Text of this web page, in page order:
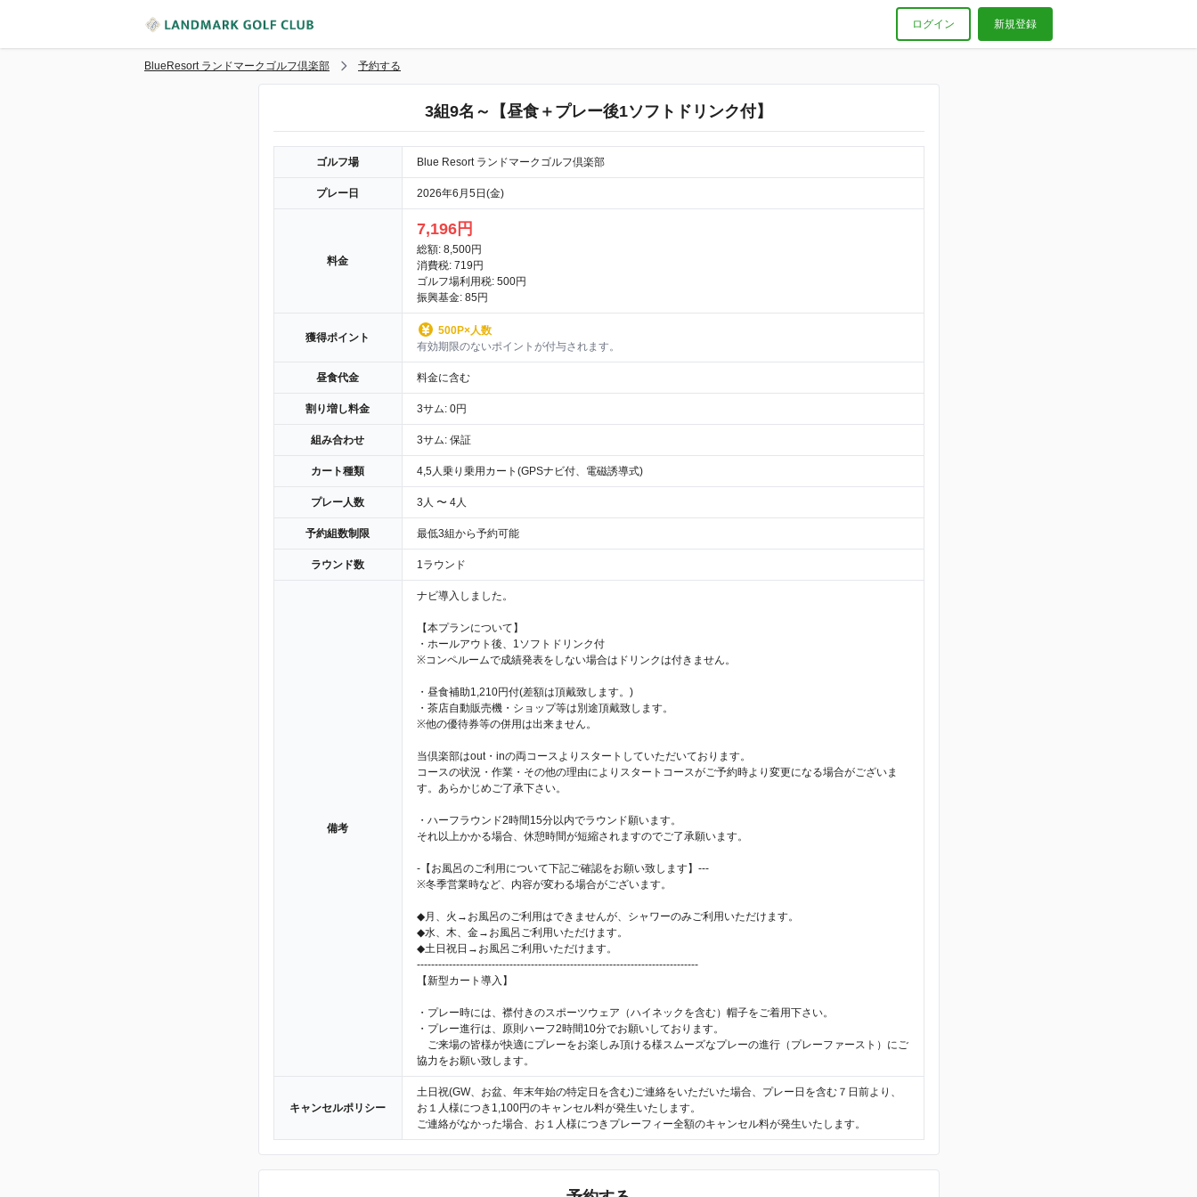
ログイン 新規登録
BlueResort ランドマークゴルフ倶楽部 予約する
3組9名～【昼食＋プレー後1ソフトドリンク付】
ゴルフ場 Blue Resort ランドマークゴルフ倶楽部
プレー日 2026年6月5日(金)
料金
7,196円
総額: 8,500円
消費税: 719円
ゴルフ場利用税: 500円
振興基金: 85円
獲得ポイント
500P×人数
有効期限のないポイントが付与されます。
昼食代金 料金に含む
割り増し料金 3サム: 0円
組み合わせ 3サム: 保証
カート種類 4,5人乗り乗用カート(GPSナビ付、電磁誘導式)
プレー人数 3人 〜 4人
予約組数制限 最低3組から予約可能
ラウンド数 1ラウンド
備考
ナビ導入しました。
【本プランについて】
・ホールアウト後、1ソフトドリンク付
※コンペルームで成績発表をしない場合はドリンクは付きません。
・昼食補助1,210円付(差額は頂戴致します。)
・茶店自動販売機・ショップ等は別途頂戴致します。
※他の優待券等の併用は出来ません。
当倶楽部はout・inの両コースよりスタートしていただいております。
コースの状況・作業・その他の理由によりスタートコースがご予約時より変更になる場合がございま
す。あらかじめご了承下さい。
・ハーフラウンド2時間15分以内でラウンド願います。
それ以上かかる場合、休憩時間が短縮されますのでご了承願います。
-【お風呂のご利用について下記ご確認をお願い致します】---
※冬季営業時など、内容が変わる場合がございます。
◆月、火→お風呂のご利用はできませんが、シャワーのみご利用いただけます。
◆水、木、金→お風呂ご利用いただけます。
◆土日祝日→お風呂ご利用いただけます。
-------------------------------------------------------------------------------
【新型カート導入】
・プレー時には、襟付きのスポーツウェア（ハイネックを含む）帽子をご着用下さい。
・プレー進行は、原則ハーフ2時間10分でお願いしております。
ご来場の皆様が快適にプレーをお楽しみ頂ける様スムーズなプレーの進行（プレーファースト）にご
協力をお願い致します。
キャンセルポリシー
土日祝(GW、お盆、年末年始の特定日を含む)ご連絡をいただいた場合、プレー日を含む７日前より、
お１人様につき1,100円のキャンセル料が発生いたします。
ご連絡がなかった場合、お１人様につきプレーフィー全額のキャンセル料が発生いたします。